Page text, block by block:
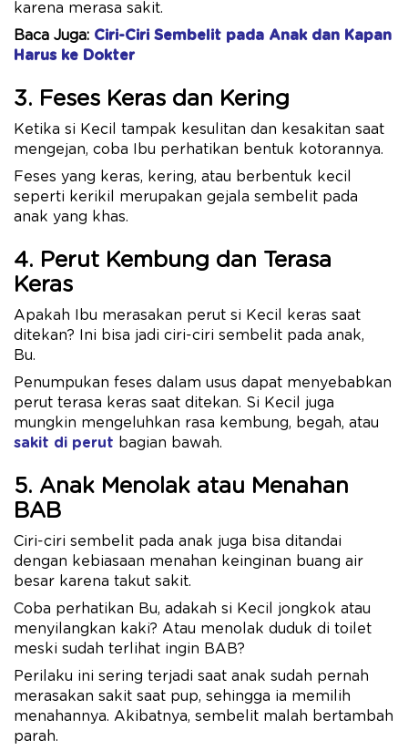
karena merasa sakit.
Baca Juga: Ciri-Ciri Sembelit pada Anak dan Kapan
Harus ke Dokter
3. Feses Keras dan Kering
Ketika si Kecil tampak kesulitan dan kesakitan saat
mengejan, coba Ibu perhatikan bentuk kotorannya.
Feses yang keras, kering, atau berbentuk kecil
seperti kerikil merupakan gejala sembelit pada
anak yang khas.
4. Perut Kembung dan Terasa
Keras
Apakah Ibu merasakan perut si Kecil keras saat
ditekan? Ini bisa jadi ciri-ciri sembelit pada anak,
Bu.
Penumpukan feses dalam usus dapat menyebabkan
perut terasa keras saat ditekan. Si Kecil juga
mungkin mengeluhkan rasa kembung, begah, atau
sakit di perut bagian bawah.
5. Anak Menolak atau Menahan
BAB
Ciri-ciri sembelit pada anak juga bisa ditandai
dengan kebiasaan menahan keinginan buang air
besar karena takut sakit.
Coba perhatikan Bu, adakah si Kecil jongkok atau
menyilangkan kaki? Atau menolak duduk di toilet
meski sudah terlihat ingin BAB?
Perilaku ini sering terjadi saat anak sudah pernah
merasakan sakit saat pup, sehingga ia memilih
menahannya. Akibatnya, sembelit malah bertambah
parah.